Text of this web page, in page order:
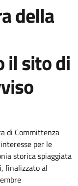
della
il sito di
di Committenza
per le
storica spiaggiata
finalizzato al